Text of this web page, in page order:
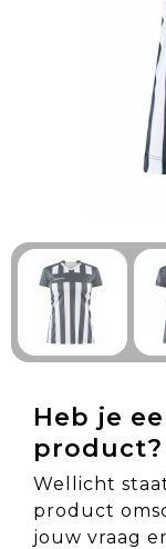
Technologie
Outdoor &
Pennen &
Tassen &
Gezondheid
Eten &
Heb je
product?
Wellicht
product
jouw vraag